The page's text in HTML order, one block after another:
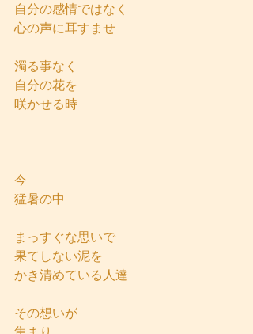
自分の感情ではなく
心の声に耳すませ
濁る事なく
自分の花を
咲かせる時
今
猛暑の中
まっすぐな思いで
果てしない泥を
かき清めている人達
その想いが